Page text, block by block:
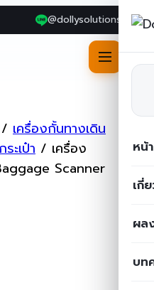
@dollysolutions
หน้
เกี่
ผล
บท
/ เครื่องกั้นทางเดิน
ะเป๋า / เครื่อง
Scanner